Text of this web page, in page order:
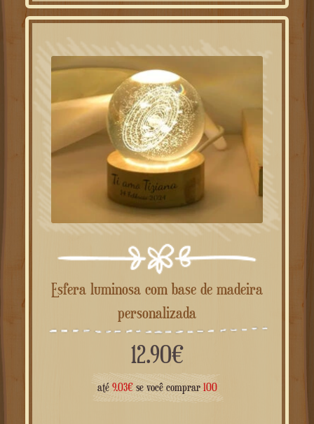
Esfera luminosa com base de madeira
personalizada
12.90€
até 9.03€se você comprar 100